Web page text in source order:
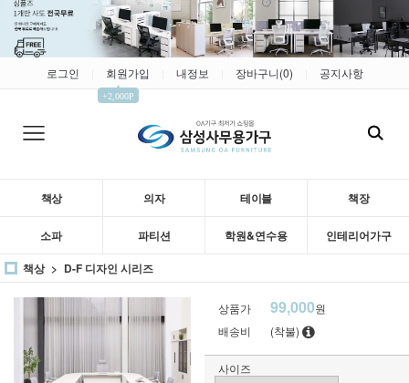
로그인 회원가입
▲
+2,000P
내정보 장바구니(0) 공지사항
책상 의자 테이블 책장
소파 파티션 학원&연수용
인테리어가구
책상
D-F 디자인 시리즈
상품가 99,000원
배송비
(착불)
사이즈